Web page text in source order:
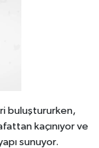
buluştururken,
kaçınıyor ve
sunuyor.